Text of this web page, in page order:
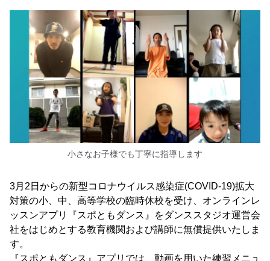
小さなお子様でも丁寧に指導します
3月2日からの新型コロナウイルス感染症(COVID-19)拡大
対策の小、中、高等学校の臨時休校を受け、オンラインレ
ッスンアプリ『スポともダンス』をダンススタジオ運営会
社をはじめとする教育機関および講師に無償提供いたしま
す。
『スポともダンス』アプリでは、動画を用いた練習メニュ